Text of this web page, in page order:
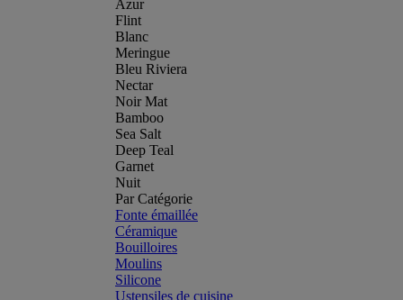
Azur
Flint
Blanc
Meringue
Bleu Riviera
Nectar
Noir Mat
Bamboo
Sea Salt
Deep Teal
Garnet
Nuit
Par Catégorie
Fonte émaillée
Céramique
Bouilloires
Moulins
Silicone
Ustensiles de cuisine